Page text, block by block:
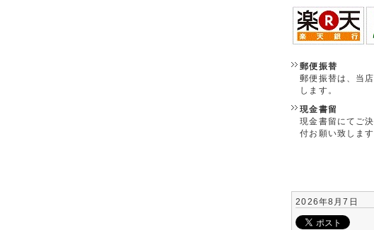
郵便振替
郵便振替は、当
します。
現金書留
現金書留にてご
付お願い致します
2026年8月7日